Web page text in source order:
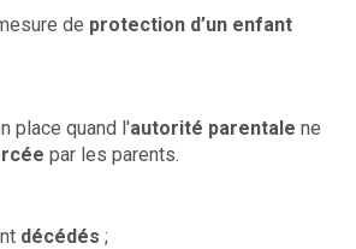
de protection d’un enfant
place quand l'autorité parentalene
par les parents.
décédés ;